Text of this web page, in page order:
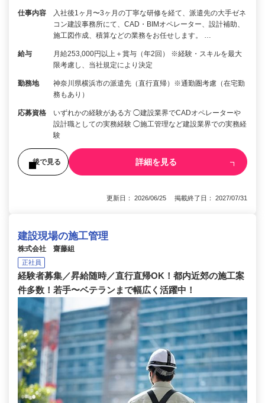
仕事内容
入社後1ヶ月〜3ヶ月の丁寧な研修を経て、派遣先の大手ゼネ
コン建設事務所にて、CAD・BIMオペレーター、設計補助、
施工図作成、積算などの業務をお任せします。 …
給与
月給253,000円以上＋賞与（年2回） ※経験・スキルを最大
限考慮し、当社規定により決定
勤務地
神奈川県横浜市の派遣先（直行直帰）※通勤圏考慮（在宅勤
務もあり）
応募資格
いずれかの経験がある方 ◯建設業界でCADオペレーターや
設計職としての実務経験 ◯施工管理など建設業界での実務経
験
後で見る 詳細を見る
更新日： 2026/06/25 掲載終了日： 2027/07/31
建設現場の施工管理
株式会社 齋藤組
正社員
経験者募集／昇給随時／直行直帰OK！都内近郊の施工案
件多数！若手〜ベテランまで幅広く活躍中！